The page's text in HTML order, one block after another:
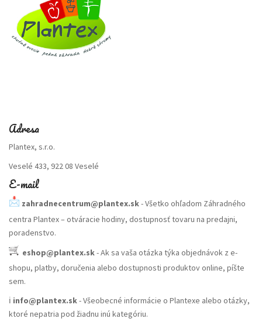
Adresa
Plantex, s.r.o.
Veselé 433, 922 08 Veselé
E-mail
zahradnecentrum@plantex.sk- Všetko ohľadom Záhradného
centra Plantex – otváracie hodiny, dostupnosť tovaru na predajni,
poradenstvo.
eshop@plantex.sk- Ak sa vaša otázka týka objednávok z e-
shopu, platby, doručenia alebo dostupnosti produktov online, píšte
sem.
ℹ️ info@plantex.sk- Všeobecné informácie o Plantexe alebo otázky,
ktoré nepatria pod žiadnu inú kategóriu.